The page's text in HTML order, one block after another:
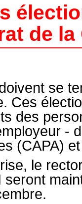
de
se
Ces
des
-
(CAPA)
le